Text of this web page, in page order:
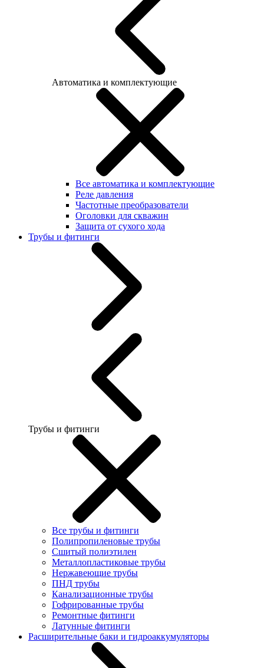
Автоматика и комплектующие
Все автоматика и комплектующие
Реле давления
Частотные преобразователи
Оголовки для скважин
Защита от сухого хода
Трубы и фитинги
Трубы и фитинги
Все трубы и фитинги
Полипропиленовые трубы
Сшитый полиэтилен
Металлопластиковые трубы
Нержавеющие трубы
ПНД трубы
Канализационные трубы
Гофрированные трубы
Ремонтные фитинги
Латунные фитинги
Расширительные баки и гидроаккумуляторы